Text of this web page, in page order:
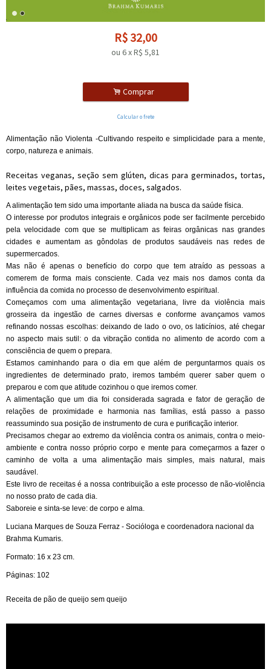
R$ 32,00
ou 6xR$ 5,81
. Comprar
Calcular o frete
Alimentação não Violenta -Cultivando respeito e simplicidade para a mente,
corpo, natureza e animais.
Receitas veganas, seção sem glúten, dicas para germinados, tortas,
leites vegetais, pães, massas, doces, salgados.
A alimentação tem sido uma importante aliada na busca da saúde física.
O interesse por produtos integrais e orgânicos pode ser facilmente percebido
pela velocidade com que se multiplicam as feiras orgânicas nas grandes
cidades e aumentam as gôndolas de produtos saudáveis nas redes de
supermercados.
Mas não é apenas o benefício do corpo que tem atraído as pessoas a
comerem de forma mais consciente. Cada vez mais nos damos conta da
influência da comida no processo de desenvolvimento espiritual.
Começamos com uma alimentação vegetariana, livre da violência mais
grosseira da ingestão de carnes diversas e conforme avançamos vamos
refinando nossas escolhas: deixando de lado o ovo, os laticínios, até chegar
no aspecto mais sutil: o da vibração contida no alimento de acordo com a
consciência de quem o prepara.
Estamos caminhando para o dia em que além de perguntarmos quais os
ingredientes de determinado prato, iremos também querer saber quem o
preparou e com que atitude cozinhou o que iremos comer.
A alimentação que um dia foi considerada sagrada e fator de geração de
relações de proximidade e harmonia nas famílias, está passo a passo
reassumindo sua posição de instrumento de cura e purificação interior.
Precisamos chegar ao extremo da violência contra os animais, contra o meio-
ambiente e contra nosso próprio corpo e mente para começarmos a fazer o
caminho de volta a uma alimentação mais simples, mais natural, mais
saudável.
Este livro de receitas é a nossa contribuição a este processo de não-violência
no nosso prato de cada dia.
Saboreie e sinta-se leve: de corpo e alma.
Luciana Marques de Souza Ferraz - Socióloga e coordenadora nacional da
Brahma Kumaris.
Formato: 16 x 23 cm.
Páginas: 102
Receita de pão de queijo sem queijo